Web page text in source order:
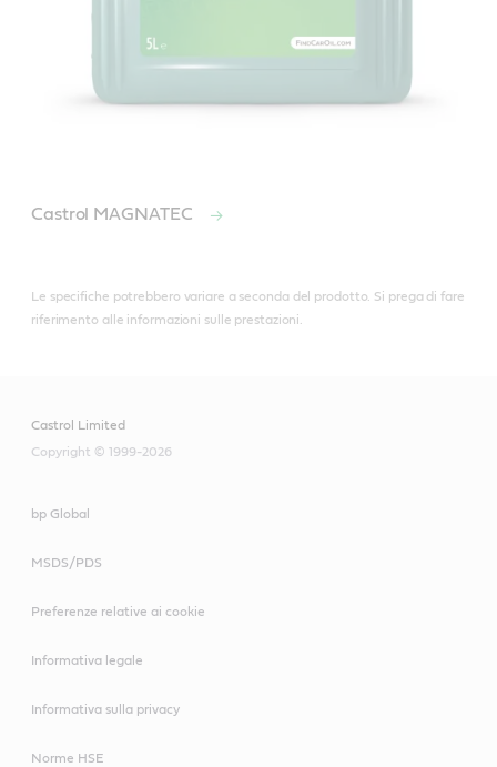
Castrol MAGNATEC
Le specifiche potrebbero variare a seconda del prodotto. Si prega di fare
riferimento alle informazioni sulle prestazioni.
Castrol Limited
Copyright © 1999-2026
bp Global
MSDS/PDS
Preferenze relative ai cookie
Informativa legale
Informativa sulla privacy
Norme HSE